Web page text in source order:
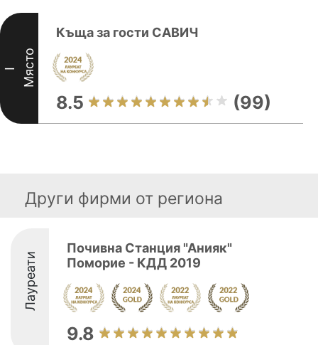
I Място
Къща за гости САВИЧ
8.5 (99)
Други фирми от региона
Лауреати
Почивна Станция "Анияк"
Поморие - КДД 2019
9.8